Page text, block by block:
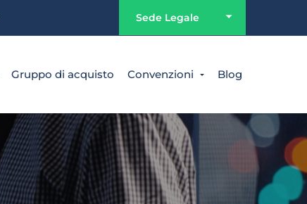
Sede Legale
Gruppo di acquisto Convenzioni Blog